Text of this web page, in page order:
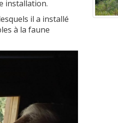
installation.
il a installé
à la faune